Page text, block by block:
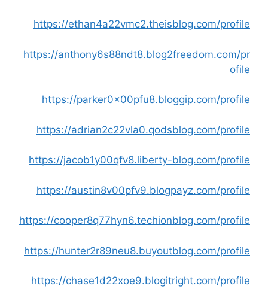
https://ethan4a22vmc2.theisblog.com/profile
https://anthony6s88ndt8.blog2freedom.com/pr
ofile
https://parker0x00pfu8.bloggip.com/profile
https://adrian2c22vla0.qodsblog.com/profile
https://jacob1y00qfv8.liberty-blog.com/profile
https://austin8v00pfv9.blogpayz.com/profile
https://cooper8q77hyn6.techionblog.com/profile
https://hunter2r89neu8.buyoutblog.com/profile
https://chase1d22xoe9.blogitright.com/profile